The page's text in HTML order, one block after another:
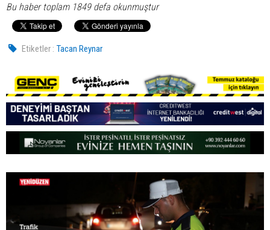
Bu haber toplam 1849 defa okunmuştur
Etiketler : Tacan Reynar